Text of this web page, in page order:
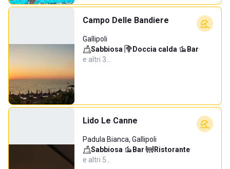
Campo Delle Bandiere
Gallipoli
Sabbiosa· Doccia calda· Bar·
e altri 3…
Lido Le Canne
Padula Bianca, Gallipoli
Sabbiosa· Bar· Ristorante·
e altri 5…